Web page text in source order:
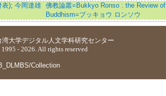
表); 今岡達雄
佛教論叢=Bukkyo Ronso : the Review of
Buddhism=ブッキョウ ロンソウ
湾大学デジタル人文学科研究センター
- 2026. All rights reserved
Collection